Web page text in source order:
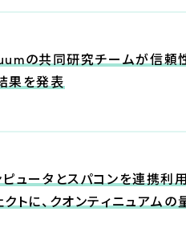
の共同研究チームが信頼性
果を発表
ュータとスパコンを連携利
トに、クオンティニュアムの